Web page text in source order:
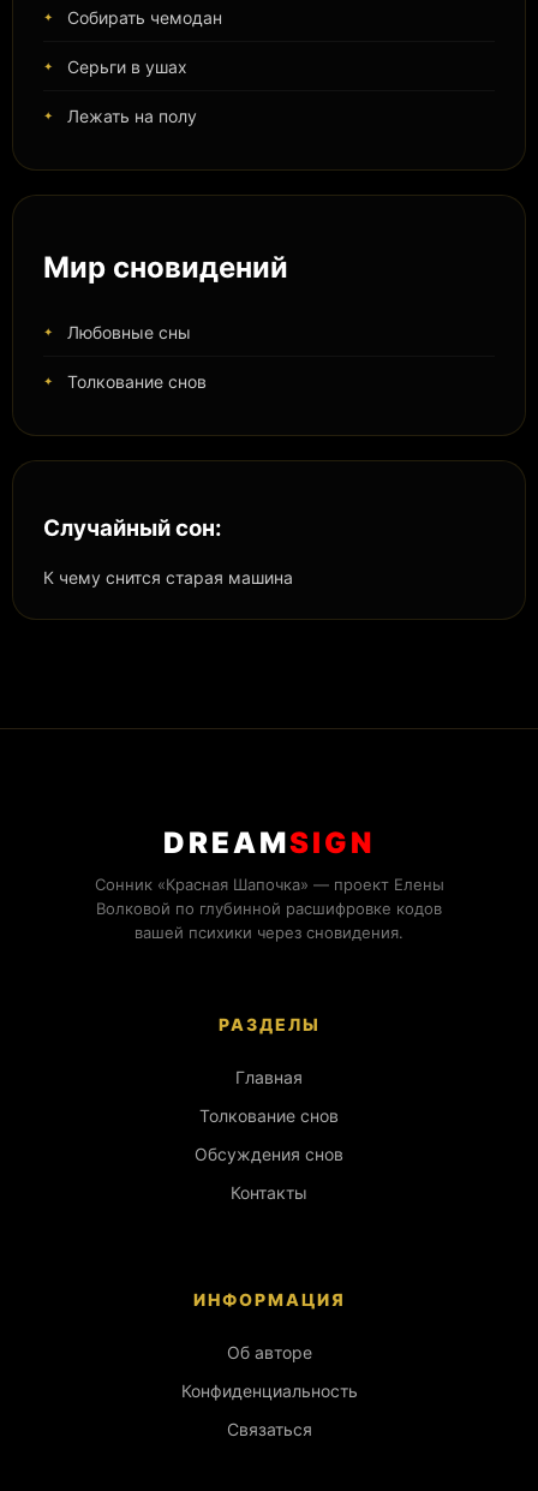
Собирать чемодан
Серьги в ушах
Лежать на полу
Мир сновидений
Любовные сны
Толкование снов
Случайный сон:
К чему снится старая машина
DREAMSIGN
Сонник «Красная Шапочка» — проект Елены
Волковой по глубинной расшифровке кодов
вашей психики через сновидения.
РАЗДЕЛЫ
Главная
Толкование снов
Обсуждения снов
Контакты
ИНФОРМАЦИЯ
Об авторе
Конфиденциальность
Связаться